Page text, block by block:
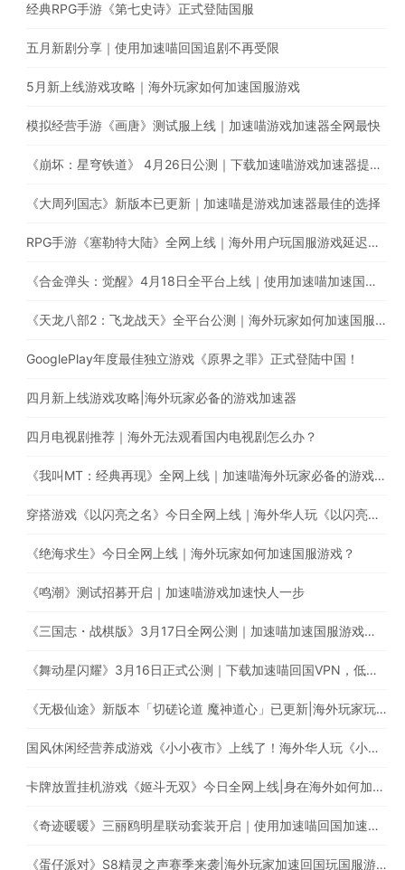
经典RPG手游《第七史诗》正式登陆国服
五月新剧分享｜使用加速喵回国追剧不再受限
5月新上线游戏攻略｜海外玩家如何加速国服游戏
模拟经营手游《画唐》测试服上线｜加速喵游戏加速器全网最快
《崩坏：星穹铁道》 4月26日公测｜下载加速喵游戏加速器提升游戏体验
《大周列国志》新版本已更新｜加速喵是游戏加速器最佳的选择
RPG手游《塞勒特大陆》全网上线｜海外用户玩国服游戏延迟高卡顿怎么办？
《合金弹头：觉醒》4月18日全平台上线｜使用加速喵加速国服游戏提升游戏体验
《天龙八部2：飞龙战天》全平台公测｜海外玩家如何加速国服游戏？
GooglePlay年度最佳独立游戏《原界之罪》正式登陆中国！
四月新上线游戏攻略|海外玩家必备的游戏加速器
四月电视剧推荐｜海外无法观看国内电视剧怎么办？
《我叫MT：经典再现》全网上线｜加速喵海外玩家必备的游戏加速器
穿搭游戏《以闪亮之名》今日全网上线｜海外华人玩《以闪亮之名》有延迟高卡顿问题怎么办？
《绝海求生》今日全网上线｜海外玩家如何加速国服游戏？
《鸣潮》测试招募开启｜加速喵游戏加速快人一步
《三国志・战棋版》3月17日全网公测｜加速喵加速国服游戏全网最快
《舞动星闪耀》3月16日正式公测｜下载加速喵回国VPN，低延迟无卡顿，提升游戏体验
《无极仙途》新版本「切磋论道 魔神道心」已更新|海外玩家玩国服遇上卡顿延迟高的情况怎么办?
国风休闲经营养成游戏《小小夜市》上线了！海外华人玩《小小夜市》有延迟高卡顿问题怎么办？
卡牌放置挂机游戏《姬斗无双》今日全网上线|身在海外如何加速国服游戏?
《奇迹暖暖》三丽鸥明星联动套装开启｜使用加速喵回国加速器一键加速提升游戏体验
《蛋仔派对》S8精灵之声赛季来袭|海外玩家加速回国玩国服游戏